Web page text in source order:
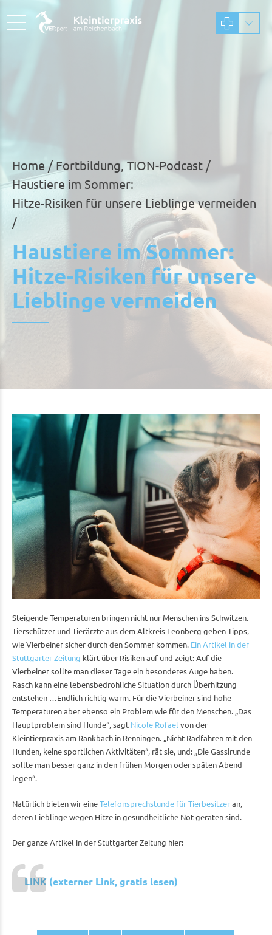
Home Fortbildung,TION-Podcast /
Haustiere im Sommer:
Hitze-Risiken für unsere Lieblinge vermeiden
/
Haustiere im Sommer:
Hitze-Risiken für unsere
Lieblinge vermeiden
Steigende Temperaturen bringen nicht nur Menschen ins Schwitzen.
Tierschützer und Tierärzte aus dem Altkreis Leonberg geben Tipps,
wie Vierbeiner sicher durch den Sommer kommen. Ein Artikel in der
Stuttgarter Zeitung klärt über Risiken auf und zeigt: Auf die
Vierbeiner sollte man dieser Tage ein besonderes Auge haben.
Rasch kann eine lebensbedrohliche Situation durch Überhitzung
entstehen …Endlich richtig warm. Für die Vierbeiner sind hohe
Temperaturen aber ebenso ein Problem wie für den Menschen. „Das
Hauptproblem sind Hunde“, sagt Nicole Rofael von der
Kleintierpraxis am Rankbach in Renningen. „Nicht Radfahren mit den
Hunden, keine sportlichen Aktivitäten“, rät sie, und: „Die Gassirunde
sollte man besser ganz in den frühen Morgen oder späten Abend
legen“.
Natürlich bieten wir eineTelefonsprechstunde für Tierbesitzeran,
deren Lieblinge wegen Hitze in gesundheitliche Not geraten sind.
Der ganze Artikel in der Stuttgarter Zeitung hier:
LINK (externer Link, gratis lesen)